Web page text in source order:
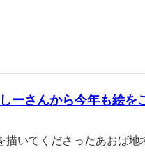
ーさんから今年も絵を
いてくださったあおば地